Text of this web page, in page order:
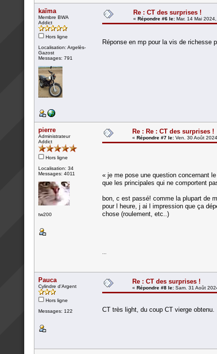
kaïma
Membre BWA
Addict
Hors ligne
Localisation: Argelès-
Gazost
Messages: 791
Re : CT des surprises !
« Répondre #6 le: Mar. 14 Mai
Réponse en mp pour la vis de
pierre
Administrateur
Addict
Hors ligne
Localisation: 34
Messages: 4011
tw200
Re : Re : CT des surprises !
« Répondre #7 le: Ven. 30 Août
« je me pose une question concernant
que les principales qui ne comportent
bon, c est passé! comme la plupart de
pour l heure, j ai l impression que ça
chose (roulement, etc..)
Pauca
Cylindre d'Argent
Hors ligne
Messages: 122
Re : CT des surprises !
« Répondre #8 le: Sam. 31 Août
CT très light, du coup CT vierge obtenu.